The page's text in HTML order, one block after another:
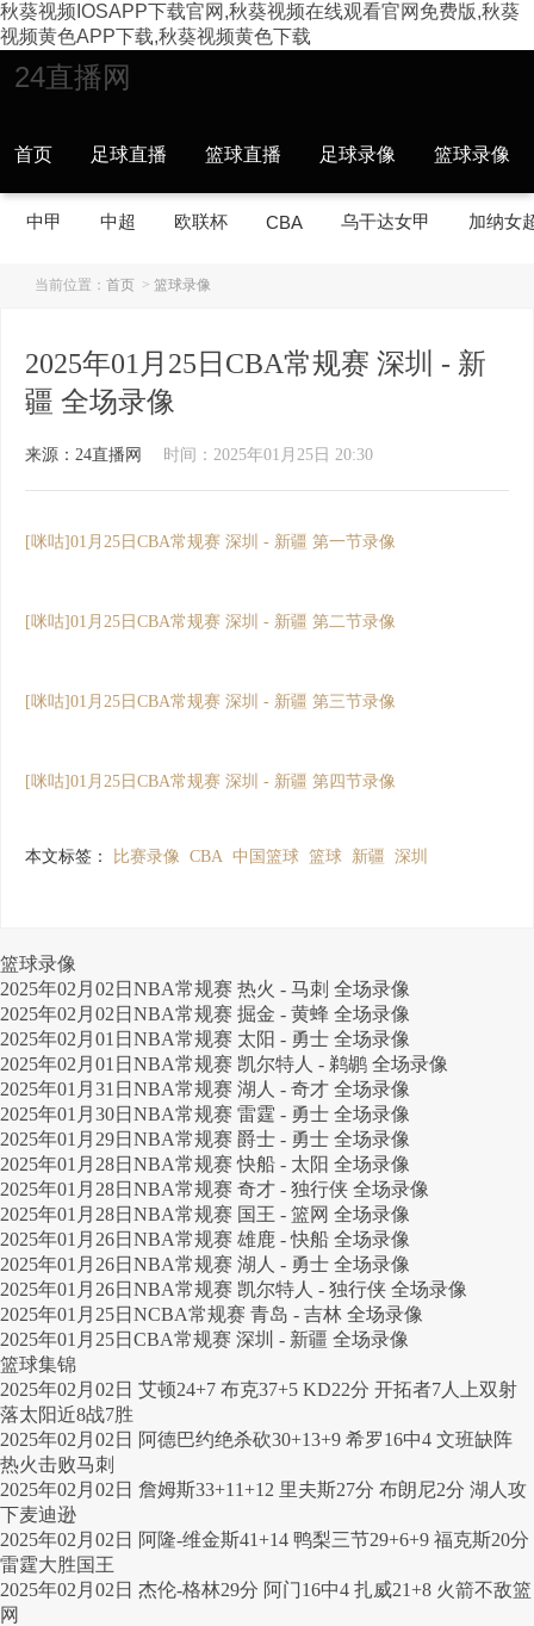
秋葵视频IOSAPP下载官网,秋葵视频在线观看官网免费版,秋葵
视频黄色APP下载,秋葵视频黄色下载
24直播网
首页 足球直播 篮球直播 足球录像 篮球录像
中甲 中超 欧联杯 CBA 乌干达女甲 加纳女
当前位置： 首页 > 篮球录像
2025年01月25日CBA常规赛 深圳 - 新
疆 全场录像
来源：24直播网 时间：2025年01月25日 20:30
[咪咕]01月25日CBA常规赛 深圳 - 新疆 第一节录像
[咪咕]01月25日CBA常规赛 深圳 - 新疆 第二节录像
[咪咕]01月25日CBA常规赛 深圳 - 新疆 第三节录像
[咪咕]01月25日CBA常规赛 深圳 - 新疆 第四节录像
本文标签： 比赛录像 CBA 中国篮球 篮球 新疆 深圳
篮球录像
2025年02月02日NBA常规赛 热火 - 马刺 全场录像
2025年02月02日NBA常规赛 掘金 - 黄蜂 全场录像
2025年02月01日NBA常规赛 太阳 - 勇士 全场录像
2025年02月01日NBA常规赛 凯尔特人 - 鹈鹕 全场录像
2025年01月31日NBA常规赛 湖人 - 奇才 全场录像
2025年01月30日NBA常规赛 雷霆 - 勇士 全场录像
2025年01月29日NBA常规赛 爵士 - 勇士 全场录像
2025年01月28日NBA常规赛 快船 - 太阳 全场录像
2025年01月28日NBA常规赛 奇才 - 独行侠 全场录像
2025年01月28日NBA常规赛 国王 - 篮网 全场录像
2025年01月26日NBA常规赛 雄鹿 - 快船 全场录像
2025年01月26日NBA常规赛 湖人 - 勇士 全场录像
2025年01月26日NBA常规赛 凯尔特人 - 独行侠 全场录像
2025年01月25日NCBA常规赛 青岛 - 吉林 全场录像
2025年01月25日CBA常规赛 深圳 - 新疆 全场录像
篮球集锦
2025年02月02日 艾顿24+7 布克37+5 KD22分 开拓者7人上双射
落太阳近8战7胜
2025年02月02日 阿德巴约绝杀砍30+13+9 希罗16中4 文班缺阵
热火击败马刺
2025年02月02日 詹姆斯33+11+12 里夫斯27分 布朗尼2分 湖人攻
下麦迪逊
2025年02月02日 阿隆-维金斯41+14 鸭梨三节29+6+9 福克斯20分
雷霆大胜国王
2025年02月02日 杰伦-格林29分 阿门16中4 扎威21+8 火箭不敌篮
网